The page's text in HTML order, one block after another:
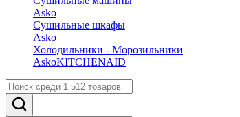
Asko
Сушильные шкафы
Asko
Холодильники - Морозильники
AskoKITCHENAID